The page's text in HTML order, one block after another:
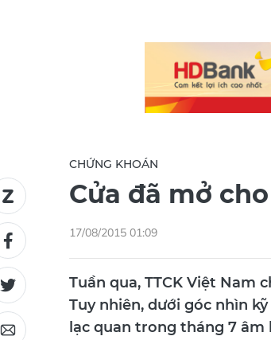
CHỨNG KHOÁN
Cửa đã mở
17/08/2015 01:09
Tuần qua, TTCK Việt Nam
Tuy nhiên, dưới góc nhìn
lạc quan trong tháng 7